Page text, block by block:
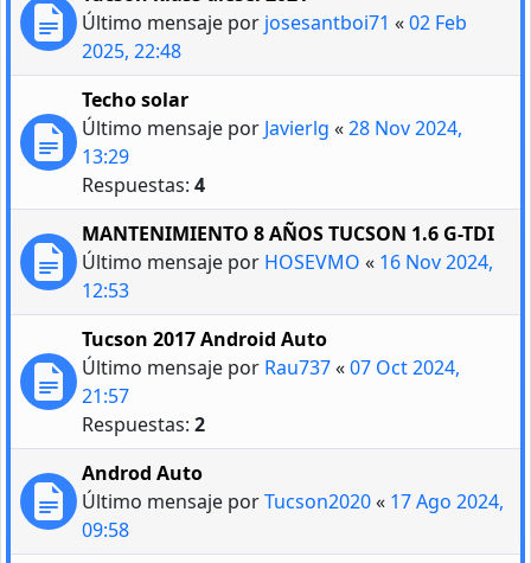
Último mensaje por josesantboi71 «02 Feb
2025, 22:48
Techo solar
Último mensaje por Javierlg «28 Nov 2024,
13:29
Respuestas: 4
MANTENIMIENTO 8 AÑOS TUCSON 1.6 G-TDI
Último mensaje por HOSEVMO « 16 Nov 2024,
12:53
Tucson 2017 Android Auto
Último mensaje por Rau737«07 Oct 2024,
21:57
Respuestas: 2
Androd Auto
Último mensaje porTucson2020« 17 Ago 2024,
09:58